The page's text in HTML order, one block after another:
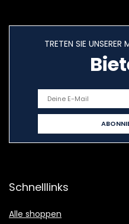
TRETEN SIE UNSERER
Schnelllinks
Alle shoppen